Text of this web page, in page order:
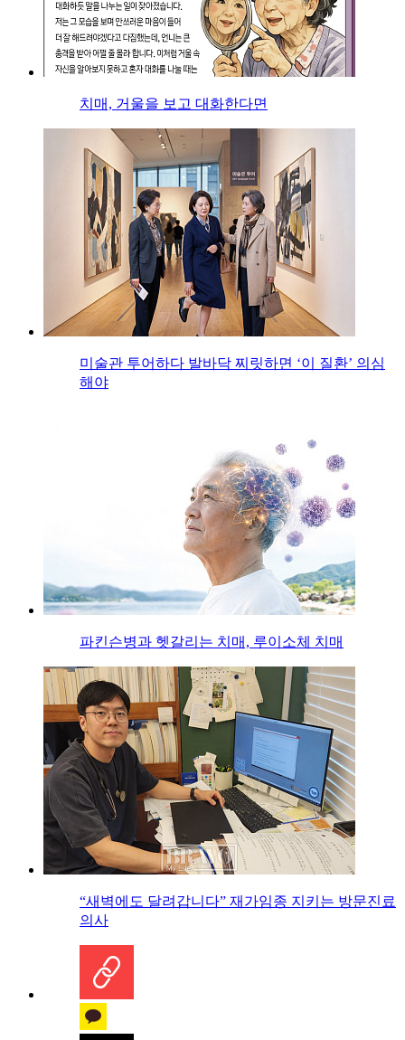
치매, 거울을 보고 대화한다면
미술관 투어하다 발바닥 찌릿하면 ‘이 질환’ 의심
해야
파킨슨병과 헷갈리는 치매, 루이소체 치매
“새벽에도 달려갑니다” 재가임종 지키는 방문진료
의사